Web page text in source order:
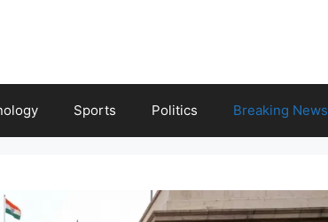
Sports Politics Breaking News